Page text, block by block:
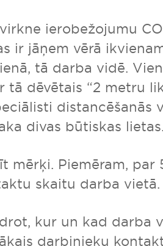
ierobežojumu
ir jāņem vērā
tā darba vidē.
tā dēvētais “2 metru
distancēšanās
divas būtiskas
mērķi. Piemēram, par
skaitu darba vietā.
kur un kad darba
darbinieku